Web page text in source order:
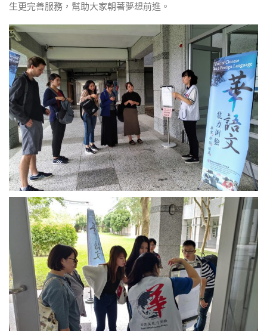
生更完善服務，幫助大家朝著夢想前進。